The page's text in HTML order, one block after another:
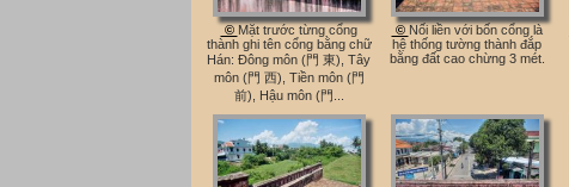
© Mặt trước từng cổng
thành ghi tên cổng bằng chữ
Hán: Đông môn (門 東), Tây
môn (門 西), Tiền môn (門
前), Hậu môn (門...
© Nối liền với bốn cổng là
hệ thống tường thành đắp
bằng đất cao chừng 3 mét.